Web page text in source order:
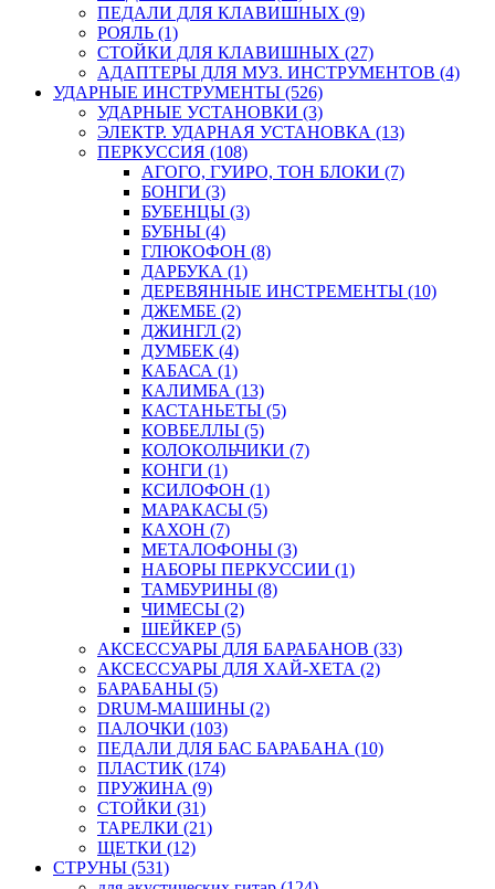
ПЕДАЛИ ДЛЯ КЛАВИШНЫХ (9)
РОЯЛЬ (1)
СТОЙКИ ДЛЯ КЛАВИШНЫХ (27)
АДАПТЕРЫ ДЛЯ МУЗ. ИНСТРУМЕНТОВ (4)
УДАРНЫЕ ИНСТРУМЕНТЫ (526)
УДАРНЫЕ УСТАНОВКИ (3)
ЭЛЕКТР. УДАРНАЯ УСТАНОВКА (13)
ПЕРКУССИЯ (108)
АГОГО, ГУИРО, ТОН БЛОКИ (7)
БОНГИ (3)
БУБЕНЦЫ (3)
БУБНЫ (4)
ГЛЮКОФОН (8)
ДАРБУКА (1)
ДЕРЕВЯННЫЕ ИНСТРЕМЕНТЫ (10)
ДЖЕМБЕ (2)
ДЖИНГЛ (2)
ДУМБЕК (4)
КАБАСА (1)
КАЛИМБА (13)
КАСТАНЬЕТЫ (5)
КОВБЕЛЛЫ (5)
КОЛОКОЛЬЧИКИ (7)
КОНГИ (1)
КСИЛОФОН (1)
МАРАКАСЫ (5)
КАХОН (7)
МЕТАЛОФОНЫ (3)
НАБОРЫ ПЕРКУССИИ (1)
ТАМБУРИНЫ (8)
ЧИМЕСЫ (2)
ШЕЙКЕР (5)
АКСЕССУАРЫ ДЛЯ БАРАБАНОВ (33)
АКСЕССУАРЫ ДЛЯ ХАЙ-ХЕТА (2)
БАРАБАНЫ (5)
DRUM-МАШИНЫ (2)
ПАЛОЧКИ (103)
ПЕДАЛИ ДЛЯ БАС БАРАБАНА (10)
ПЛАСТИК (174)
ПРУЖИНА (9)
СТОЙКИ (31)
ТАРЕЛКИ (21)
ЩЕТКИ (12)
СТРУНЫ (531)